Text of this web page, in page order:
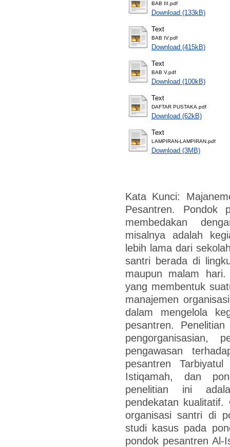
BAB III.pdf
Download (133kB)
Text
BAB IV.pdf
Download (415kB)
Text
BAB V.pdf
Download (100kB)
Text
DAFTAR PUSTAKA.pdf
Download (62kB)
Text
LAMPIRAN-LAMPIRAN.pdf
Download (3MB)
Kata Kunci:
Pesantren. Pondok
membedakan
misalnya adalah
lebih lama dari
santri berada di
maupun malam
yang membentuk
manajemen
dalam mengelola
pesantren.
pengorganisasian,
pengawasan
pesantren
Istiqamah, dan
penelitian ini
pendekatan kualitatif.
organisasi santri di
studi kasus pada
pondok pesantren Al-